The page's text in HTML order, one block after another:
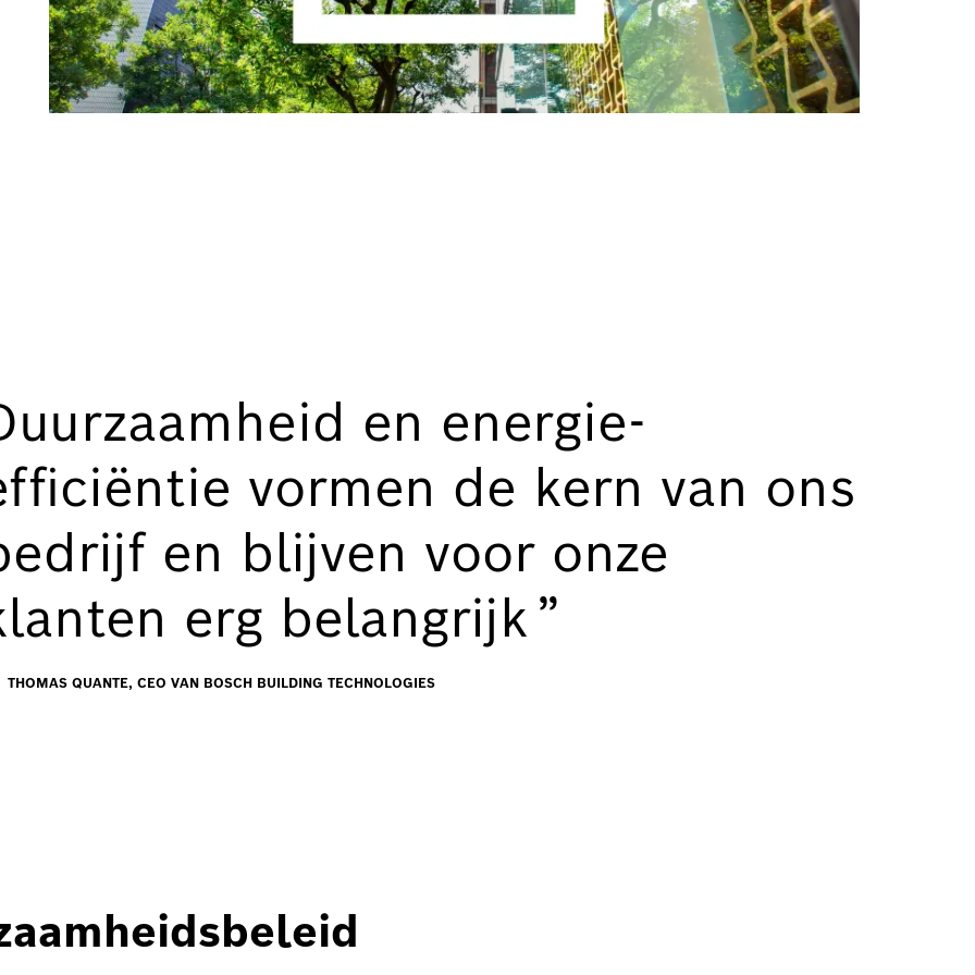
en energie-
vormen de kern van ons
en blijven voor onze
erg belangrijk
THOMAS QUANTE, CEO VAN BOSCH BUILDING TECHNOLOGIES